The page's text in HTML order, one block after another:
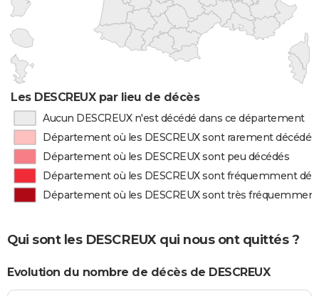
Les DESCREUX par lieu de décès
Aucun DESCREUX n'est décédé dans ce département
Département où les DESCREUX sont rarement décédés
Département où les DESCREUX sont peu décédés
Département où les DESCREUX sont fréquemment
Département où les DESCREUX sont très
Qui sont les DESCREUX qui nous ont quittés ?
Evolution du nombre de décès de DESCREUX